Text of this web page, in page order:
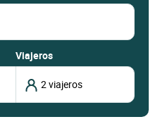
Viajeros